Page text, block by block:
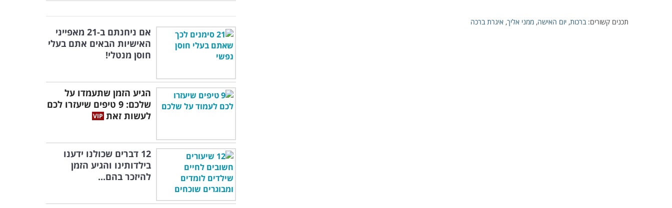
תכנים קשורים: ברכות, יום האישה, ממני אליך, איגרת ברכה
אם ניחנתם ב-21 מאפייני
האישיות הבאים אתם בעלי
חוסן מנטלי!
הגיע הזמן שתעמדו על
שלכם: 9 טיפים שיעזרו לכם
לעשות זאת
12 דברים שכולנו ידענו
בילדותינו והגיע הזמן
להיזכר בהם...